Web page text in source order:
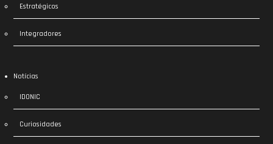
Estratégicos
Integradores
Notícias
IDONIC
Curiosidades